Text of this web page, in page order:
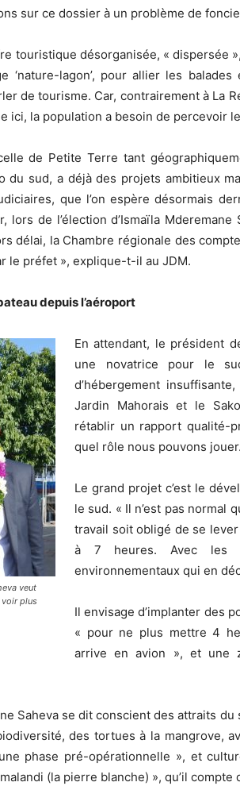
sur ce dossier à un problème de
touristique désorganisée, « dispersée
‘nature-lagon’, pour allier les
de tourisme. Car, contrairement à La
ici, la population a besoin de percevoir
de Petite Terre tant
du sud, a déjà des projets ambitieux
que l’on espère désormais
lors de l’élection d’Ismaïla
délai, la Chambre régionale des
le préfet », explique-t-il au JDM.
depuis l’aéroport
veut
voir plus
En attendant, le président
une novatrice pour le
d’hébergement
Jardin Mahorais et le
rétablir un rapport qualité-
quel rôle nous pouvons
Le grand projet c’est le
le sud. « Il n’est pas normal
travail soit obligé de se
à 7 heures. Avec les
environnementaux qui en
Il envisage d’implanter des
« pour ne plus mettre 4
arrive en avion », et une
Saheva se dit conscient des attraits
des tortues à la mangrove,
phase pré-opérationnelle », et
(la pierre blanche) », qu’il